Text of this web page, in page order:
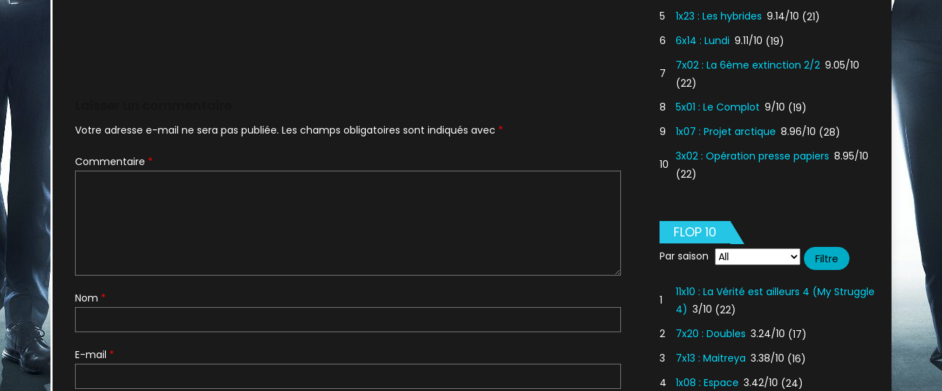
Votre adresse e-mail ne sera pas publiée. Les champs obligatoires sont indiqués avec *
Commentaire *
Nom *
E-mail *
5
1x23 : Les hybrides 9.14/10 (21)
6
6x14 : Lundi 9.11/10 (19)
7
7x02 : La 6ème extinction 2/2 9.05/10
(22)
8
5x01 : Le Complot 9/10 (19)
9
1x07 : Projet arctique 8.96/10 (28)
10
3x02 : Opération presse papiers 8.95/10
(22)
FLOP 10
Par saison
1
11x10 : La Vérité est ailleurs 4 (My Struggle
4) 3/10 (22)
2
7x20 : Doubles 3.24/10 (17)
3
7x13 : Maitreya 3.38/10 (16)
4
1x08 : Espace 3.42/10 (24)